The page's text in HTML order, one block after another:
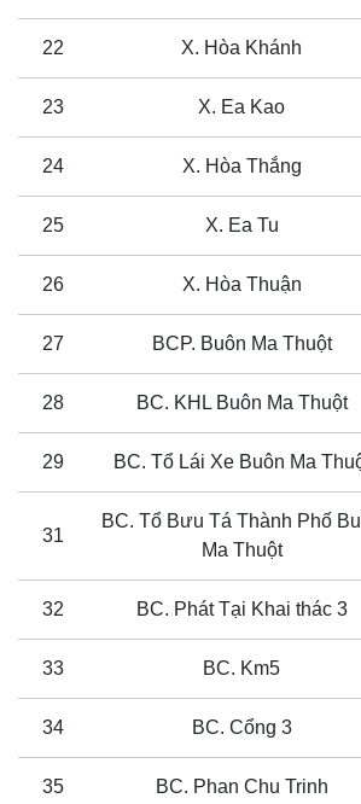
22 X. Hòa Khánh
23 X. Ea Kao
24 X. Hòa Thắng
25 X. Ea Tu
26 X. Hòa Thuận
27 BCP. Buôn Ma Thuột
28 BC. KHL Buôn Ma Thuột
29 BC. Tổ Lái Xe Buôn Ma
31
BC. Tổ Bưu Tá Thành Phố
Ma Thuột
32 BC. Phát Tại Khai thác 3
33 BC. Km5
34 BC. Cổng 3
35 BC. Phan Chu Trinh